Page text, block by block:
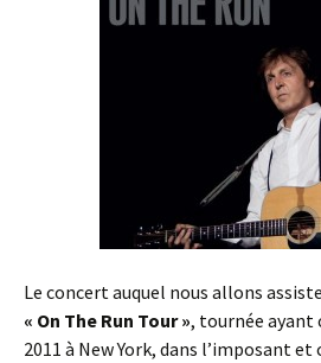
Le concert auquel nous allons
« On The Run Tour », tournée ayant
2011 à New York, dans l’imposant et